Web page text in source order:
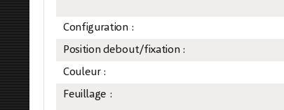
Configuration :
Position debout/fixation :
Couleur :
Feuillage :